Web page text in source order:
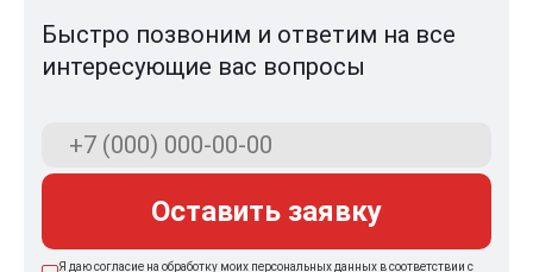
Быстро позвоним и ответим на все
интересующие вас вопросы
Оставить заявку
Я даю согласие на обработку моих персональных данных в соответствии с